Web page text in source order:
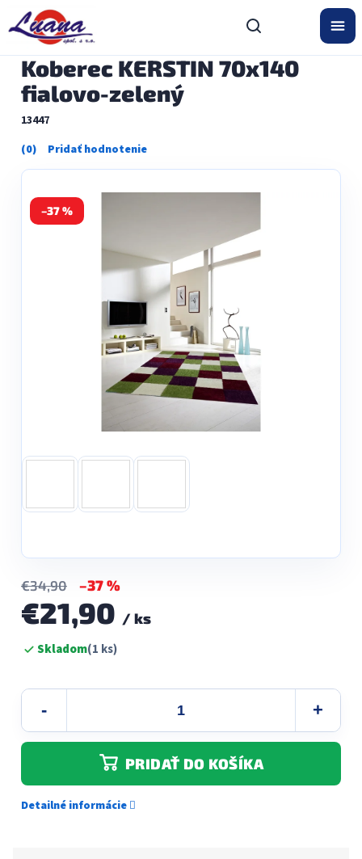
obsah
Koberec KERSTIN 70x140
fialovo-zelený
13447
Priemerné
hodnotenie
0,0
–37 %
€34,90 –37 %
€21,90 / ks
Jednotková
cena:Skladom(1 ks)
PRIDAŤ DO KOŠÍKA
Detailné informácie